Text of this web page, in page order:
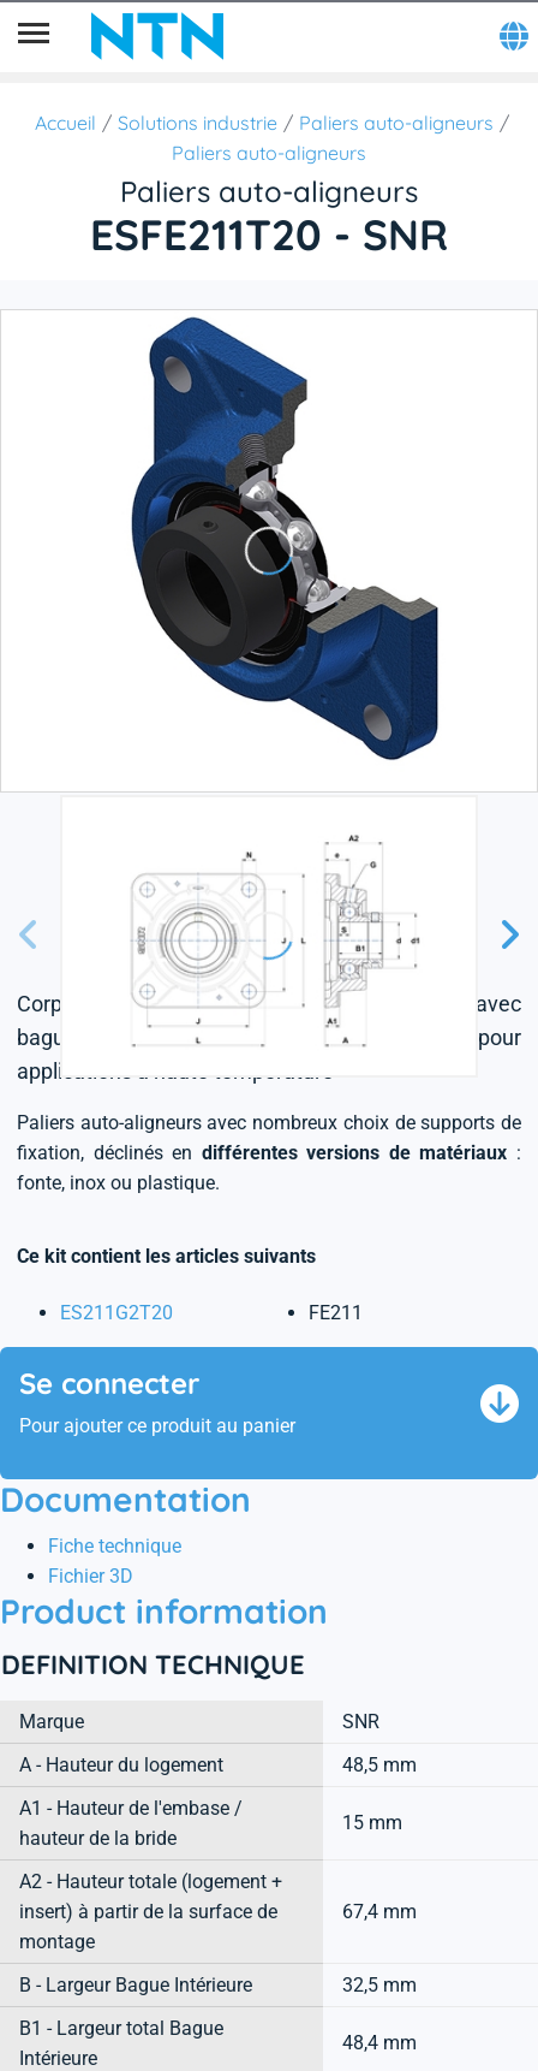
Accueil Solutions industrie
Paliers auto-aligneurs
Paliers auto-aligneurs
Paliers auto-aligneurs
ESFE211T20 - SNR
Corps en fonte, roulement à billes à insert radial avec
bague excentrique, joint à une lèvre, pour
applications à haute température
Paliers auto-aligneurs avec nombreux choix de supports de
fixation, déclinés en différentes versions de matériaux :
fonte, inox ou plastique.
Ce kit contient les articles suivants
ES211G2T20 FE211
Se connecter
Pour ajouter ce produit au panier
Documentation
Fiche technique
Fichier 3D
Product information
DEFINITION TECHNIQUE
Marque
SNR
A - Hauteur du logement
48,5 mm
A1 - Hauteur de l'embase /
hauteur de la bride
15 mm
A2 - Hauteur totale (logement +
insert) à partir de la surface de
montage
67,4 mm
B - Largeur Bague Intérieure
32,5 mm
B1 - Largeur total Bague
Intérieure
48,4 mm